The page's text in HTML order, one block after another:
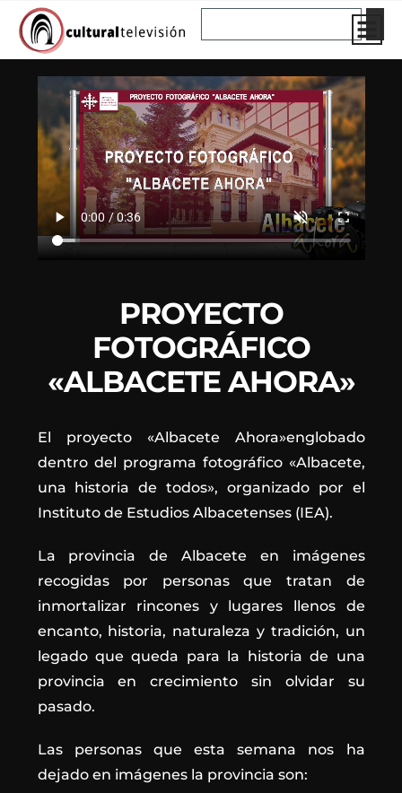
contenido
PROYECTO
FOTOGRÁFICO
«ALBACETE AHORA»
El proyecto «Albacete Ahora»englobado
dentro del programa fotográfico «Albacete,
una historia de todos», organizado por el
Instituto de Estudios Albacetenses (IEA).
La provincia de Albacete en imágenes
recogidas por personas que tratan de
inmortalizar rincones y lugares llenos de
encanto, historia, naturaleza y tradición, un
legado que queda para la historia de una
provincia en crecimiento sin olvidar su
pasado.
Las personas que esta semana nos ha
dejado en imágenes la provincia son: